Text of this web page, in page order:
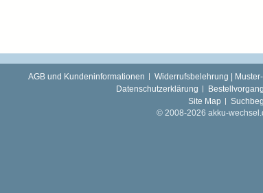
AGB und Kundeninformationen Widerrufsbelehrung |
Datenschutzerklärung
Bestellvorgang
Site Map
© 2008-2026 akku-